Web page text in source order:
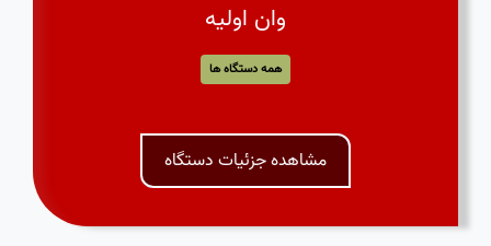
وان اولیه
همه دستگاه ها
مشاهده جزئیات دستگاه